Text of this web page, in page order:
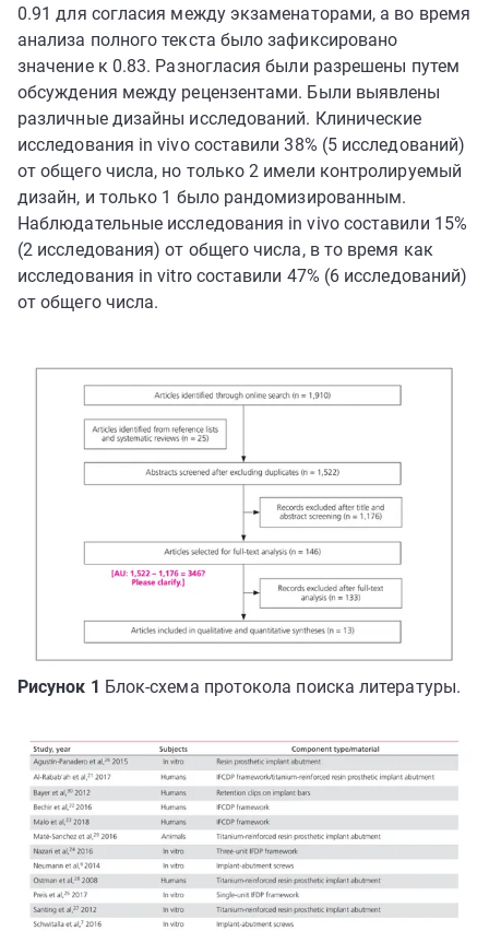
0.91 для согласия между экзаменаторами, а во время
анализа полного текста было зафиксировано
значение κ 0.83. Разногласия были разрешены путем
обсуждения между рецензентами. Были выявлены
различные дизайны исследований. Клинические
исследования in vivo составили 38% (5 исследований)
от общего числа, но только 2 имели контролируемый
дизайн, и только 1 было рандомизированным.
Наблюдательные исследования in vivo составили 15%
(2 исследования) от общего числа, в то время как
исследования in vitro составили 47% (6 исследований)
от общего числа.
Рисунок 1 Блок-схема протокола поиска литературы.